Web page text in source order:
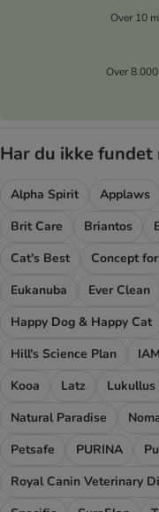
Over 10
Over
Har du ikke fundet
Alpha Spirit Applaws
Brit Care
Briantos
Cat's Best
Concept
Eukanuba
Ever Clean
Happy Dog & Happy Cat
Hill's Science Plan
Kooa
Latz Lukullus
Natural Paradise
Petsafe
PURINA
Royal Canin Veterinary